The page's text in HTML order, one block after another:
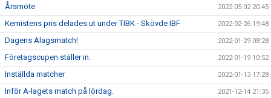
Årsmöte 2022-05-02 20:45
Kemistens pris delades ut under TIBK - Skövde IBF 2022-02-26 19:48
Dagens Alagsmatch! 2022-01-29 08:28
Företagscupen ställer in. 2022-01-19 10:52
Inställda matcher 2022-01-13 17:28
Inför A-lagets match på lördag. 2021-12-14 21:35